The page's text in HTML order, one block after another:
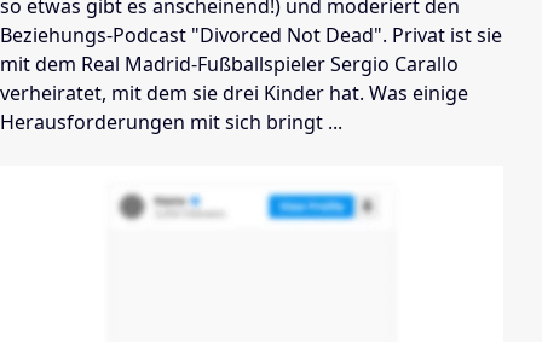
so etwas gibt es anscheinend!) und moderiert den
Beziehungs-Podcast "Divorced Not Dead". Privat ist sie
mit dem Real Madrid-Fußballspieler Sergio Carallo
verheiratet, mit dem sie drei Kinder hat. Was einige
Herausforderungen mit sich bringt ...